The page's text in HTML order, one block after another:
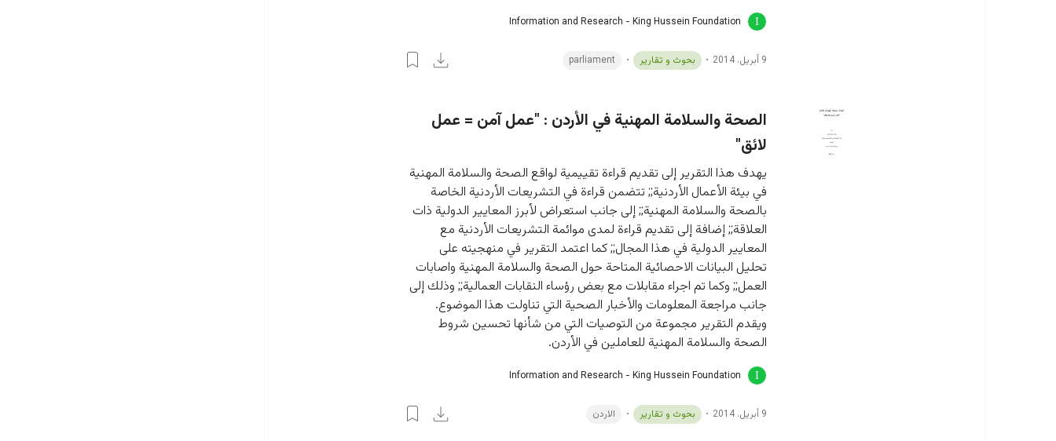
Information and Research - King Hussein Foundation
9 أبريل، 2014 بحوث و تقارير parliament
الصحة والسلامة المهنية في الأردن : "عمل آمن = عمل
لائق"
يهدف هذا التقرير إلى تقديم قراءة تقييمية لواقع الصحة والسلامة المهنية
في بيئة الأعمال الأردنية;; تتضمن قراءة في التشريعات الأردنية الخاصة
بالصحة والسلامة المهنية;; إلى جانب استعراض لأبرز المعايير الدولية ذات
العلاقة;; إضافة إلى تقديم قراءة لمدى موائمة التشريعات الأردنية مع
المعايير الدولية في هذا المجال;; كما اعتمد التقرير في منهجيته على
تحليل البيانات الاحصائية المتاحة حول الصحة والسلامة المهنية واصابات
العمل;; وكما تم اجراء مقابلات مع بعض رؤساء النقابات العمالية;; وذلك إلى
جانب مراجعة المعلومات والأخبار الصحية التي تناولت هذا الموضوع.
ويقدم التقرير مجموعة من التوصيات التي من شأنها تحسين شروط
الصحة والسلامة المهنية للعاملين في الأردن.
Information and Research - King Hussein Foundation
9 أبريل، 2014 بحوث و تقارير الاردن